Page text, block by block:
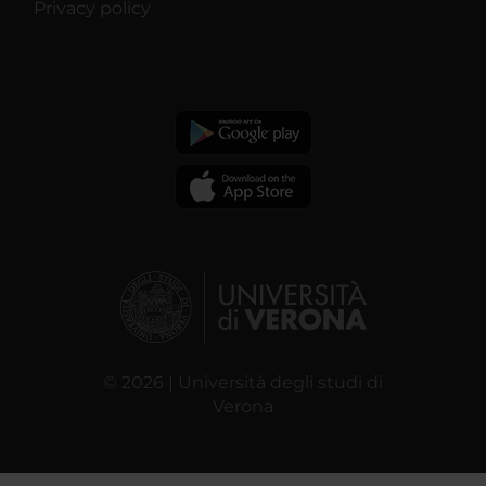
Privacy policy
© 2026 | Università degli studi di
Verona